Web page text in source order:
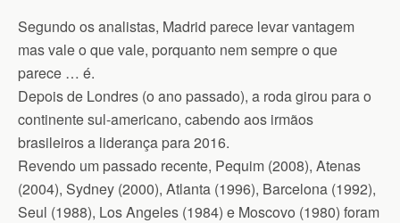
Segundo os analistas, Madrid parece levar vantagem
mas vale o que vale, porquanto nem sempre o que
parece … é.
Depois de Londres (o ano passado), a roda girou para o
continente sul-americano, cabendo aos irmãos
brasileiros a liderança para 2016.
Revendo um passado recente, Pequim (2008), Atenas
(2004), Sydney (2000), Atlanta (1996), Barcelona (1992),
Seul (1988), Los Angeles (1984) e Moscovo (1980) foram